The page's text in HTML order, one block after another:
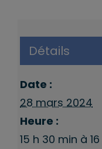
Détails
Date :
28 mars 2024
Heure :
15 h 30 min à